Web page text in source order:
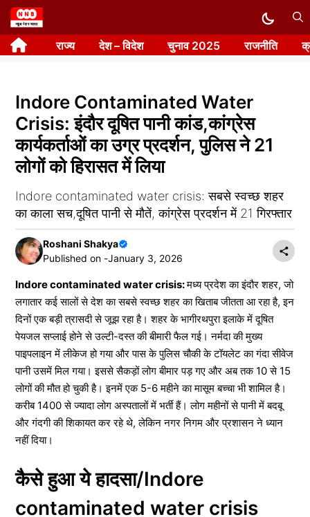
Skip
to
content राज्य देश – विदेश चुनाव 2025 राजनीति
Indore Contaminated Water
Crisis: इंदौर दूषित पानी कांड,कांग्रेस
कार्यकर्ताओं का उग्र प्रदर्शन, पुलिस ने 21
लोगों को हिरासत में लिया
Indore contaminated water crisis: सबसे स्वच्छ शहर
का काला सच,दूषित पानी से मौतें, कांग्रेस प्रदर्शन में 21 गिरफ्तार
Roshani Shakya
Published on -January 3, 2026
Indore contaminated water crisis:मध्य प्रदेश का इंदौर शहर, जो
लगातार कई सालों से देश का सबसे स्वच्छ शहर का खिताब जीतता आ रहा है, इन
दिनों एक बड़ी त्रासदी से जूझ रहा है। शहर के भागीरथपुरा इलाके में दूषित
पेयजल सप्लाई होने से उल्टी-दस्त की बीमारी फैल गई। नर्मदा की मुख्य
पाइपलाइन में लीकेज हो गया और पास के पुलिस चौकी के टॉयलेट का गंदा सीवेज
पानी उसमें मिल गया। इससे सैकड़ों लोग बीमार पड़ गए और अब तक 10 से 15
लोगों की मौत हो चुकी है। इनमें एक 5-6 महीने का मासूम बच्चा भी शामिल है।
करीब 1400 से ज्यादा लोग अस्पतालों में भर्ती हैं। लोग महीनों से पानी में बदबू
और गंदगी की शिकायत कर रहे थे, लेकिन नगर निगम और प्रशासन ने ध्यान
नहीं दिया।
कैसे हुआ ये हादसा/Indore
contaminated water crisis